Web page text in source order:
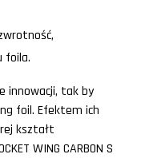
foila.
innowacji, tak by
foil. Efektem ich
kształt
WING CARBON S